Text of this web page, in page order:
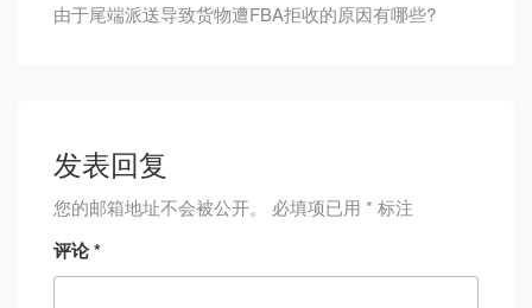
由于尾端派送导致货物遭FBA拒收的原因有哪些?
发表回复
您的邮箱地址不会被公开。 必填项已用 * 标注
评论*